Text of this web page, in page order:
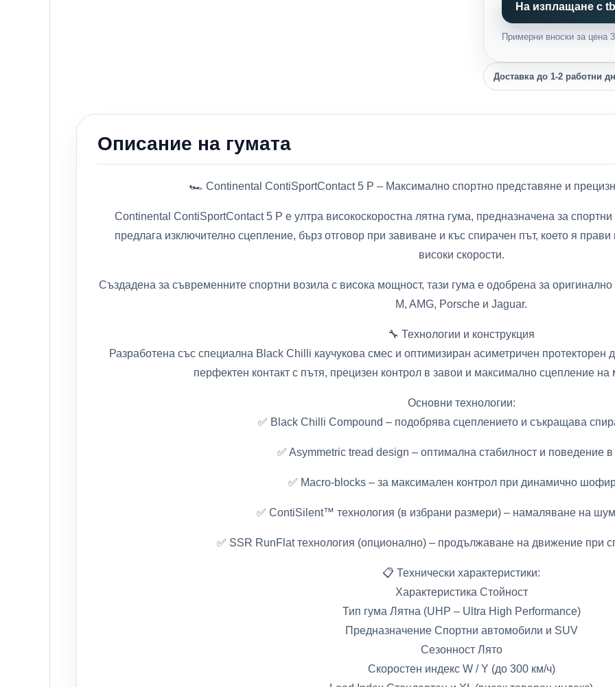
На изплащане с
Примерни вноски за цена
Доставка до 1-2 работни
Описание на гумата
🏎️ Continental ContiSportContact 5 P – Максимално спортно представяне и
Continental ContiSportContact 5 P е ултра високоскоростна лятна гума, предназначена за
предлага изключително сцепление, бърз отговор при завиване и къс спирачен път, което я
високи скорости.
Създадена за съвременните спортни возила с висока мощност, тази гума е одобрена за
M, AMG, Porsche и Jaguar.
🔧 Технологии и конструкция
Разработена със специална Black Chilli каучукова смес и оптимизиран асиметричен протекторен
перфектен контакт с пътя, прецизен контрол в завои и максимално сцепление на
Основни технологии:
✅ Black Chilli Compound – подобрява сцеплението и съкращава
✅ Asymmetric tread design – оптимална стабилност и поведение в
✅ Macro-blocks – за максимален контрол при динамично
✅ ContiSilent™ технология (в избрани размери) – намаляване на
✅ SSR RunFlat технология (опционално) – продължаване на движение при
📋 Технически характеристики:
Характеристика Стойност
Тип гума Лятна (UHP – Ultra High Performance)
Предназначение Спортни автомобили и SUV
Сезонност Лято
Скоростен индекс W / Y (до 300 км/ч)